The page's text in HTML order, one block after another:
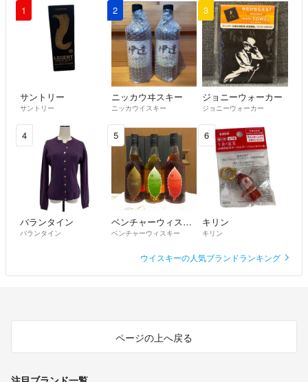
1
サントリー
サントリー
2
ニッカウヰスキー
ニッカウイスキー
3
ジョニーウォーカー
ジョニーウォーカー
4
バランタイン
バランタイン
5
ベンチャーウィスキー
ベンチャーウィスキー
6
キリン
キリン
ウイスキーの人気ブランドランキング
ページの上へ戻る